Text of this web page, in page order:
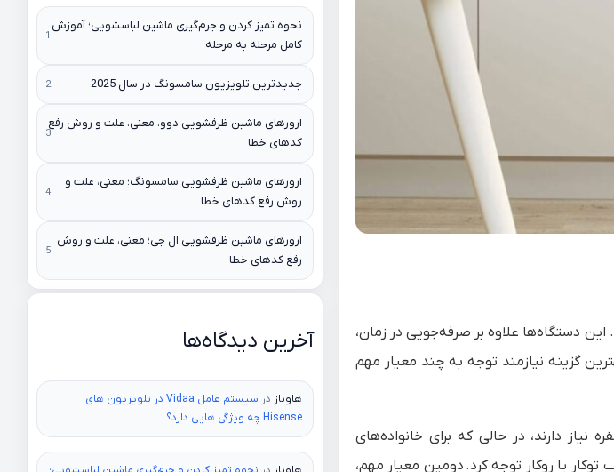
دستگاه‌ها علاوه بر صرفه‌جویی در زمان،
گزینه نیازمند توجه به چند معیار مهم
نکته، ظرفیت و ابعاد دستگاه است. خانواده‌های پرجمعیت معمولاً به مدل‌های 14 نفره نیاز دارند، در حالی که برای خانواده‌های
یا روکار توجه کرد. دومین معیار مهم،
نحوه تمیز کردن و جرم‌گیری ماشین لباسشویی؛ آموزش
کامل مرحله به مرحله
جدیدترین تلویزیون سامسونگ در سال 2025
ارورهای ماشین ظرفشویی دوو، معنی، علت و روش رفع
کدهای خطا
ارورهای ماشین ظرفشویی سامسونگ؛ معنی، علت و
روش رفع کدهای خطا
ارورهای ماشین ظرفشویی ال جی؛ معنی، علت و روش
رفع کدهای خطا
آخرین دیدگاه‌ها
هاوناز در
سیستم عامل Vidaa در تلویزیون های
Hisense چه ویژگی هایی دارد؟